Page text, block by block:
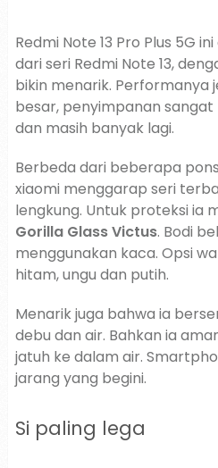
Redmi Note 13 Pro Plus 5G
dari seri Redmi Note 13,
bikin menarik. Performanya
besar, penyimpanan sangat
dan masih banyak lagi.
Berbeda dari beberapa
xiaomi menggarap seri
lengkung. Untuk proteksi ia
Gorilla Glass Victus. Bodi
menggunakan kaca. Opsi
hitam, ungu dan putih.
Menarik juga bahwa ia
debu dan air. Bahkan ia
jatuh ke dalam air.
jarang yang begini.
Si paling lega